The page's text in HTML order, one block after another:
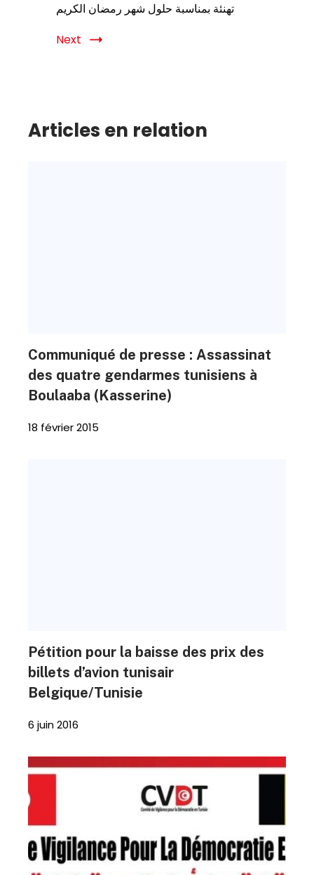
Next
Articles en relation
Communiqué de presse : Assassinat
des quatre gendarmes tunisiens à
Boulaaba (Kasserine)
18 février 2015
Pétition pour la baisse des prix des
billets d’avion tunisair
Belgique/Tunisie
6 juin 2016